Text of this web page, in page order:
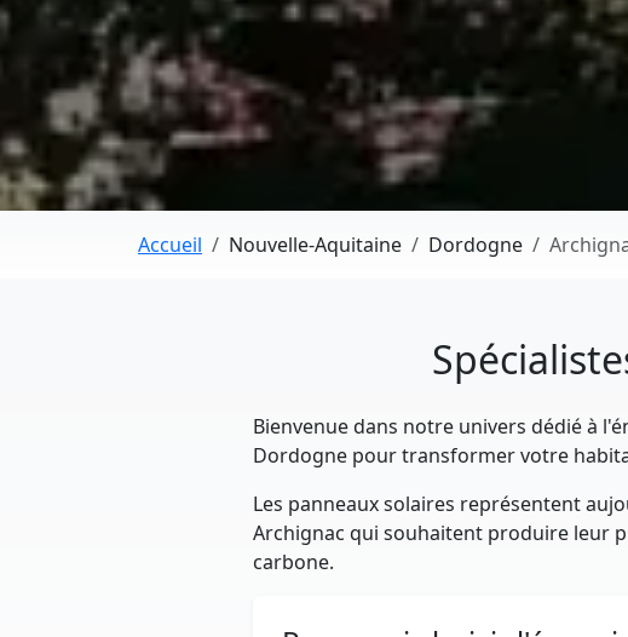
Accueil Nouvelle-Aquitaine Dordogne
Bienvenue dans notre univers dédié à
Dordogne pour transformer votre
Les panneaux solaires représentent
Archignac qui souhaitent produire leur
carbone.